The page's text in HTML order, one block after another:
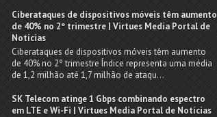
Ciberataques de dispositivos móveis têm aumento
de 40% no 2º trimestre | Virtues Media Portal de
Notícias
Ciberataques de dispositivos móveis têm aumento
de 40% no 2º trimestre Índice representa uma média
de 1,2 milhão até 1,7 milhão de ataqu...
SK Telecom atinge 1 Gbps combinando espectro
em LTE e Wi-Fi | Virtues Media Portal de Notícias